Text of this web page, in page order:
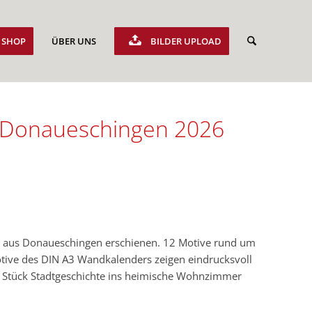
SHOP ÜBER UNS BILDER UPLOAD
2026
Donaueschingen erschienen. 12 Motive rund um
des DIN A3 Wandkalenders zeigen eindrucksvoll
Stadtgeschichte ins heimische Wohnzimmer